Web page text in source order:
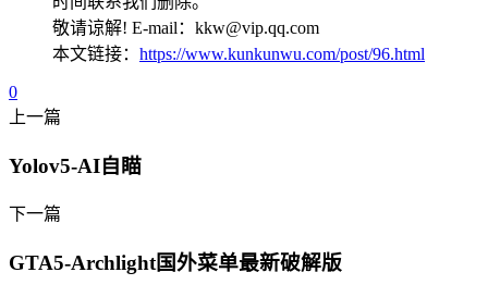
敬请谅解! E-mail：kkw@vip.qq.com
本文链接： https://www.kunkunwu.com/post/96.html
0
上一篇
Yolov5-AI自瞄
下一篇
GTA5-Archlight国外菜单最新破解版